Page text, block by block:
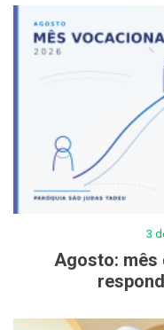
3
Agosto: mês